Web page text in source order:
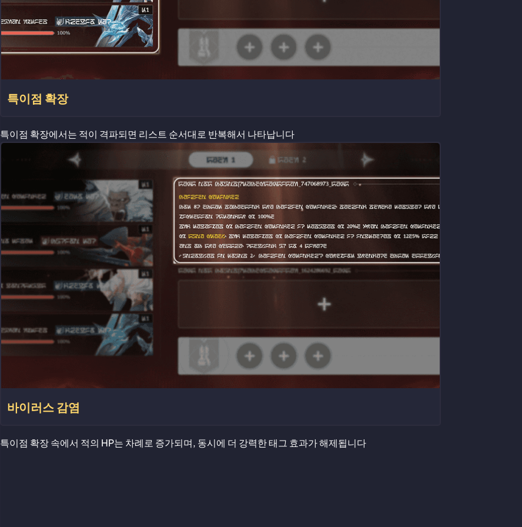
특이점 확장
특이점 확장에서는 적이 격파되면 리스트 순서대로 반복해서 나타납니다
바이러스 감염
특이점 확장 속에서 적의 HP는 차례로 증가되며, 동시에 더 강력한 태그 효과가 해제됩니다